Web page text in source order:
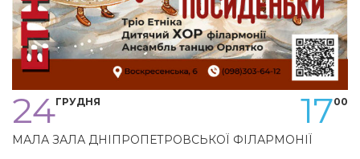
24ГРУДНЯ 00
17
МАЛА ЗАЛА ДНІПРОПЕТРОВСЬКОЇ ФІЛАРМОНІЇ